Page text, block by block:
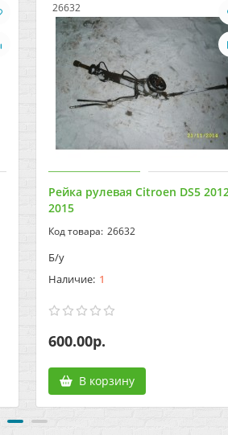
26632
Рейка рулевая Citroen DS5
2015
26632
Б/у
1
600.00р.
В корзину